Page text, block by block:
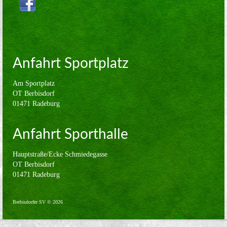
Volleyball
Verein
Sponsoren
Kontakt
Impressum
Anfahrt Sportplatz
Am Sportplatz
OT Berbisdorf
01471 Radeburg
Anfahrt Sporthalle
Hauptstraße/Ecke Schmiedegasse
OT Berbisdorf
01471 Radeburg
Berbisdorfer SV © 2026